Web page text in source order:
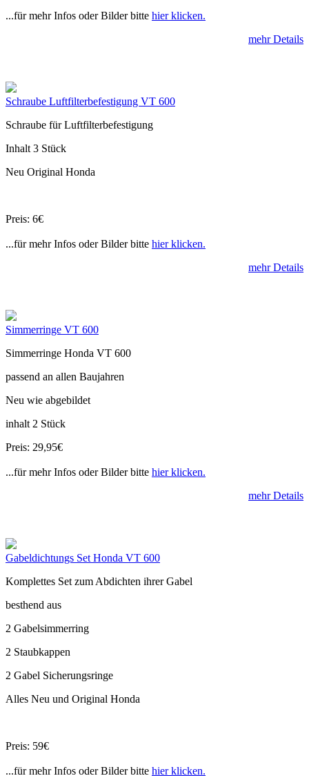
...für mehr Infos oder Bilder bitte hier klicken.
mehr Details
Schraube Luftfilterbefestigung VT 600
Schraube für Luftfilterbefestigung
Inhalt 3 Stück
Neu Original Honda
Preis: 6€
...für mehr Infos oder Bilder bitte hier klicken.
mehr Details
Simmerringe VT 600
Simmerringe Honda VT 600
passend an allen Baujahren
Neu wie abgebildet
inhalt 2 Stück
Preis: 29,95€
...für mehr Infos oder Bilder bitte hier klicken.
mehr Details
Gabeldichtungs Set Honda VT 600
Komplettes Set zum Abdichten ihrer Gabel
besthend aus
2 Gabelsimmerring
2 Staubkappen
2 Gabel Sicherungsringe
Alles Neu und Original Honda
Preis: 59€
...für mehr Infos oder Bilder bitte hier klicken.